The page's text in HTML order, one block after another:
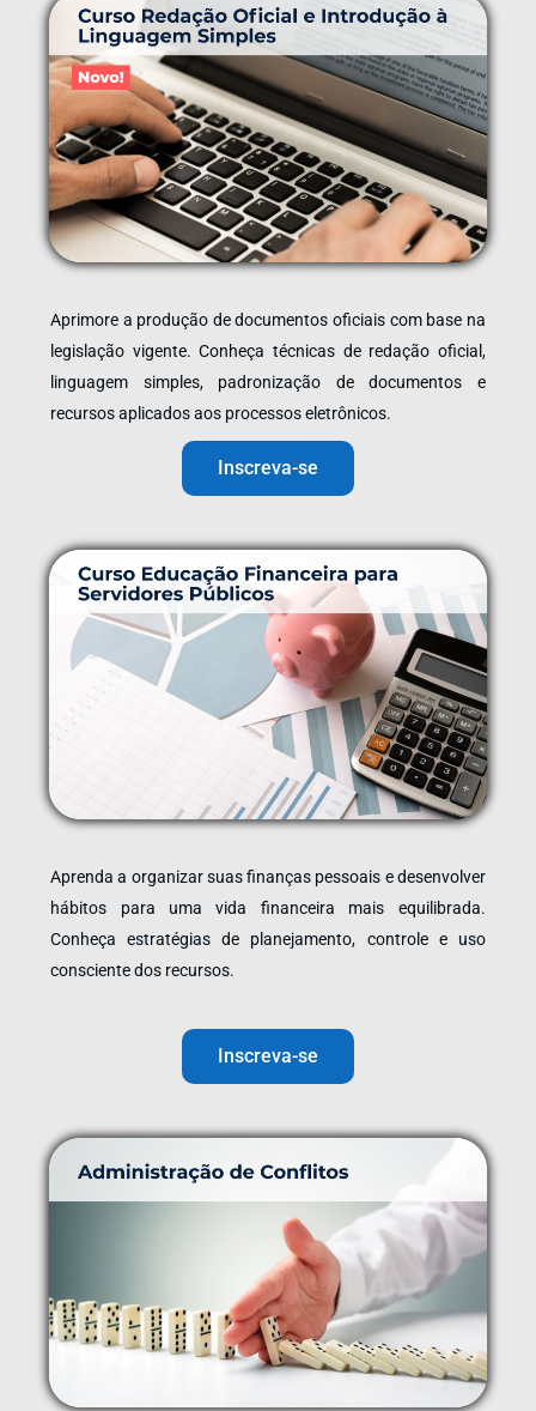
Aprimore a produção de documentos oficiais com base na
legislação vigente. Conheça técnicas de redação oficial,
linguagem simples, padronização de documentos e
recursos aplicados aos processos eletrônicos.
Inscreva-se
Aprenda a organizar suas finanças pessoais e desenvolver
hábitos para uma vida financeira mais equilibrada.
Conheça estratégias de planejamento, controle e uso
consciente dos recursos.
Inscreva-se